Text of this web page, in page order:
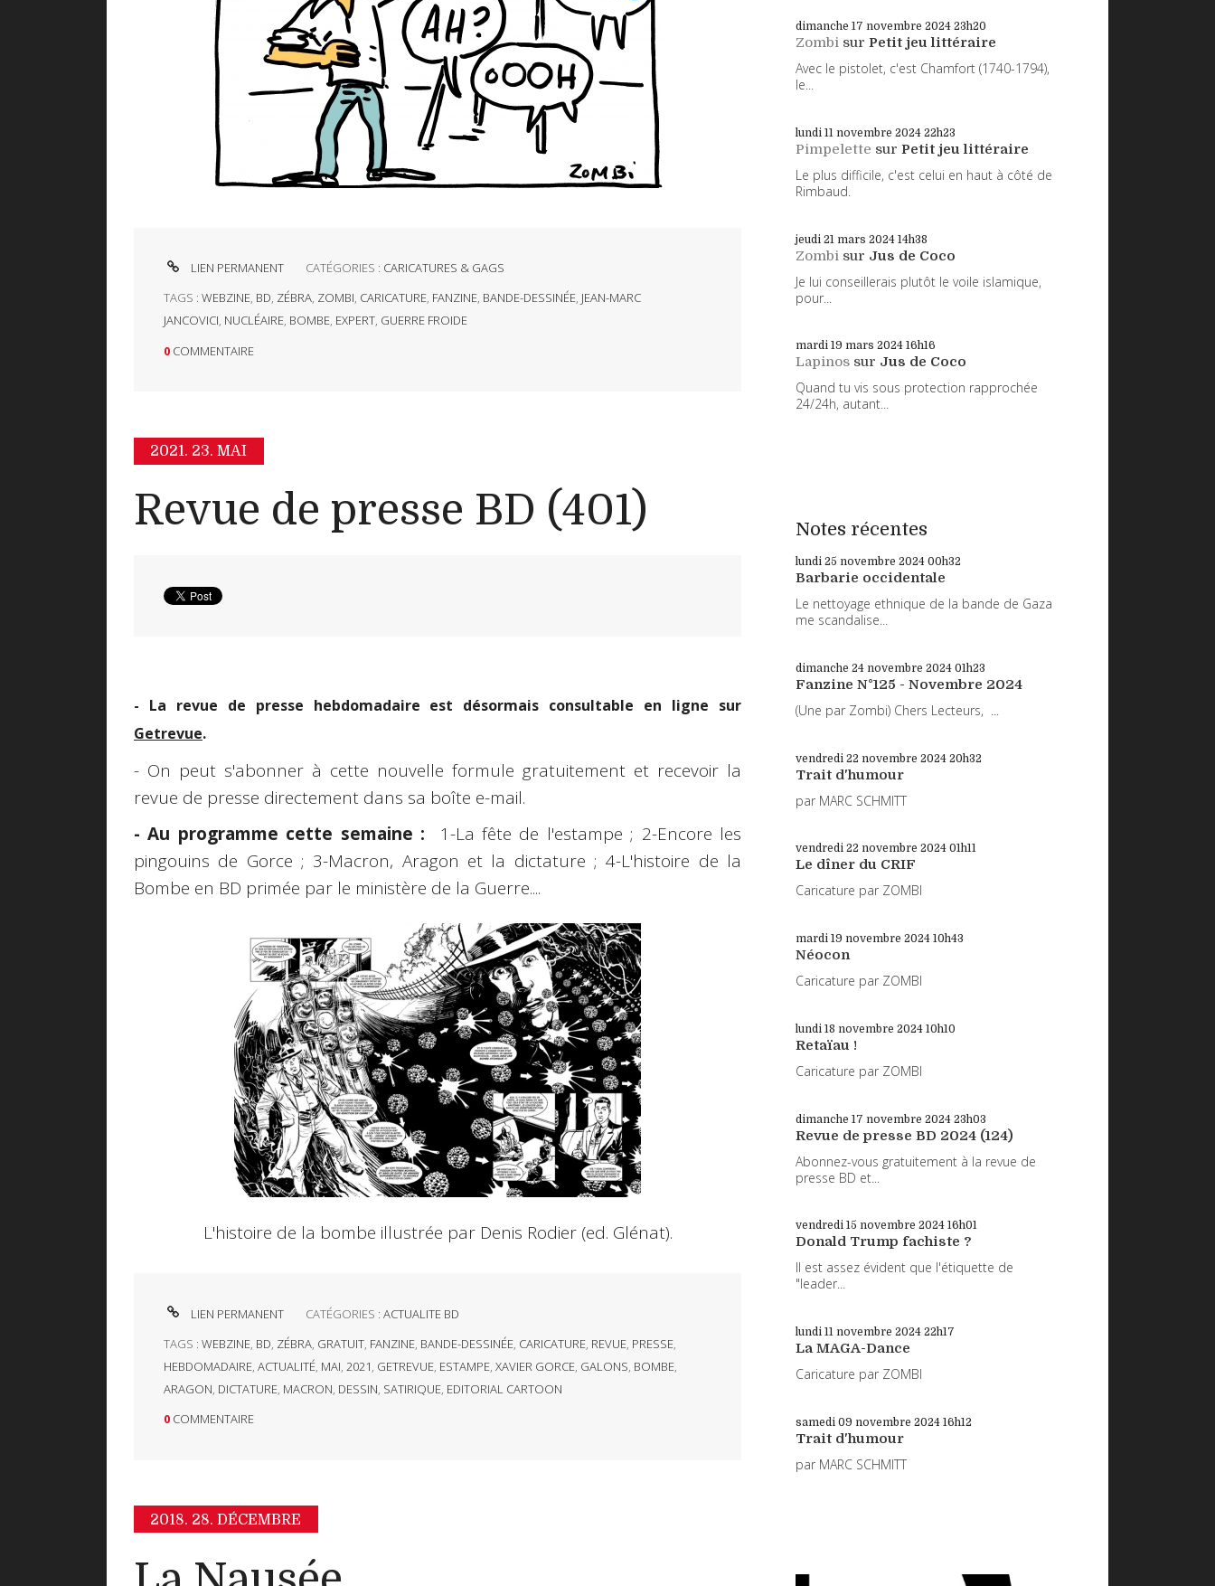
LIEN PERMANENT CATÉGORIES : CARICATURES & GAGS
TAGS : WEBZINE, BD, ZÉBRA, ZOMBI, CARICATURE, FANZINE, BANDE-DESSINÉE, JEAN-MARC
JANCOVICI, NUCLÉAIRE, BOMBE, EXPERT, GUERRE FROIDE
0 COMMENTAIRE
2021. 23. MAI
Revue de presse BD (401)
- La revue de presse hebdomadaire est désormais consultable en ligne sur
Getrevue.
- On peut s'abonner à cette nouvelle formule gratuitement et recevoir la
revue de presse directement dans sa boîte e-mail.
- Au programme cette semaine : 1-La fête de l'estampe ; 2-Encore les
pingouins de Gorce ; 3-Macron, Aragon et la dictature ; 4-L'histoire de la
Bombe en BD primée par le ministère de la Guerre....
L'histoire de la bombe illustrée par Denis Rodier (ed. Glénat).
LIEN PERMANENT CATÉGORIES :ACTUALITE BD
TAGS : WEBZINE, BD, ZÉBRA, GRATUIT, FANZINE, BANDE-DESSINÉE, CARICATURE, REVUE, PRESSE,
HEBDOMADAIRE, ACTUALITÉ, MAI, 2021, GETREVUE, ESTAMPE, XAVIER GORCE, GALONS, BOMBE,
ARAGON, DICTATURE, MACRON, DESSIN, SATIRIQUE, EDITORIAL CARTOON
0 COMMENTAIRE
2018. 28. DÉCEMBRE
dimanche 17 novembre 2024 23h20
Zombi sur Petit jeu littéraire
Avec le pistolet, c'est Chamfort (1740-1794),
le...
lundi 11 novembre 2024 22h23
Pimpelette sur Petit jeu littéraire
Le plus difficile, c'est celui en haut à côté de
Rimbaud.
jeudi 21 mars 2024 14h38
Zombi sur Jus de Coco
Je lui conseillerais plutôt le voile islamique,
pour...
mardi 19 mars 2024 16h16
Lapinos sur Jus de Coco
Quand tu vis sous protection rapprochée
24/24h, autant...
Notes récentes
lundi 25 novembre 2024 00h32
Barbarie occidentale
Le nettoyage ethnique de la bande de Gaza
me scandalise...
dimanche 24 novembre 2024 01h23
Fanzine N°125 - Novembre 2024
(Une par Zombi) Chers Lecteurs, ...
vendredi 22 novembre 2024 20h32
Trait d'humour
par MARC SCHMITT
vendredi 22 novembre 2024 01h11
Le dîner du CRIF
Caricature par ZOMBI
mardi 19 novembre 2024 10h43
Néocon
Caricature par ZOMBI
lundi 18 novembre 2024 10h10
Retaïau !
Caricature par ZOMBI
dimanche 17 novembre 2024 23h03
Revue de presse BD 2024 (124)
Abonnez-vous gratuitement à la revue de
presse BD et...
vendredi 15 novembre 2024 16h01
Donald Trump fachiste ?
Il est assez évident que l'étiquette de
"leader...
lundi 11 novembre 2024 22h17
La MAGA-Dance
Caricature par ZOMBI
samedi 09 novembre 2024 16h12
Trait d'humour
par MARC SCHMITT